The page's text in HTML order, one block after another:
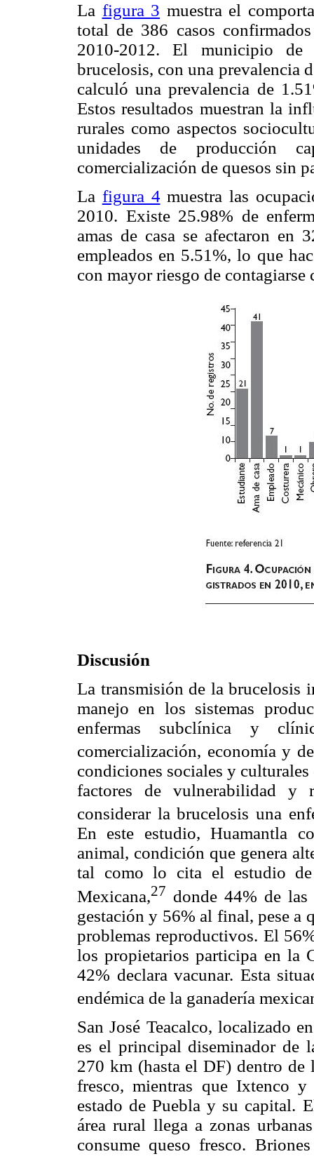
La figura 3 muestra el
total de 386 casos
2010-2012. El municipio de
brucelosis, con una prevalencia
calculó una prevalencia de
Estos resultados muestran la
rurales como aspectos
unidades de producción
comercialización de quesos sin
La figura 4muestra las
2010. Existe 25.98% de
amas de casa se afectaron en
empleados en 5.51%, lo que
con mayor riesgo de contagiarse
Discusión
La transmisión de la brucelosis
manejo en los sistemas
enfermas subclínica y
comercialización, economía y
condiciones sociales y
factores de vulnerabilidad y
considerar la brucelosis una
En este estudio, Huamantla
animal, condición que genera
tal como lo cita el estudio
Mexicana,27 donde 44% de
gestación y 56% al final, pese a
problemas reproductivos. El
los propietarios participa en la
42% declara vacunar. Esta
endémica de la ganadería
San José Teacalco, localizado
es el principal diseminador de
270 km (hasta el DF) dentro
fresco, mientras que Ixtenco
estado de Puebla y su capital.
área rural llega a zonas
consume queso fresco.